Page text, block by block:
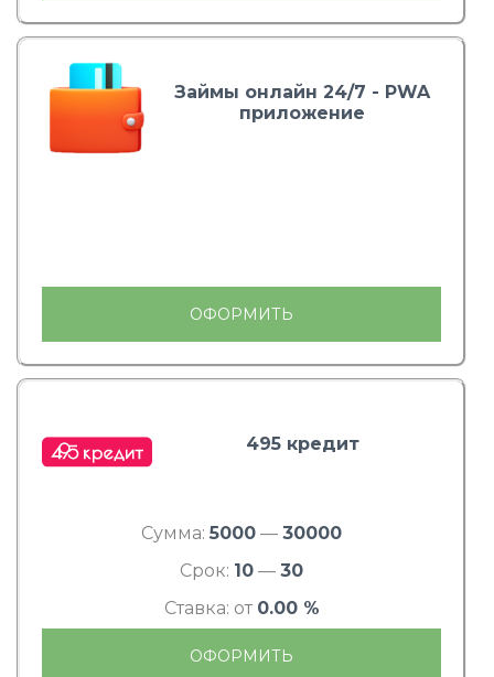
Займы онлайн 24/7 - PWA
приложение
ОФОРМИТЬ
495 кредит
Сумма: 5000 — 30000
Срок: 10 — 30
Ставка: от 0.00 %
ОФОРМИТЬ